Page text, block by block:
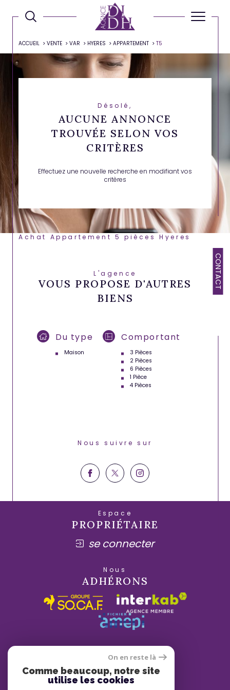
CONTACT
ACCUEIL VENTE VAR HYERES APPARTEMENT T5
Désolé,
AUCUNE ANNONCE
TROUVÉE SELON VOS
CRITÈRES
Effectuez une nouvelle recherche en modifiant vos
critères
Achat Appartement 5 pièces Hyeres
L'agence
VOUS PROPOSE D'AUTRES
BIENS
Du type
Maison
Comportant
3 Pièces
2 Pièces
6 Pièces
1 Pièce
4 Pièces
Nous suivre sur
Espace
PROPRIÉTAIRE
se connecter
Nous
ADHÉRONS
On en reste là
Comme beaucoup, notre site
utilise les cookies